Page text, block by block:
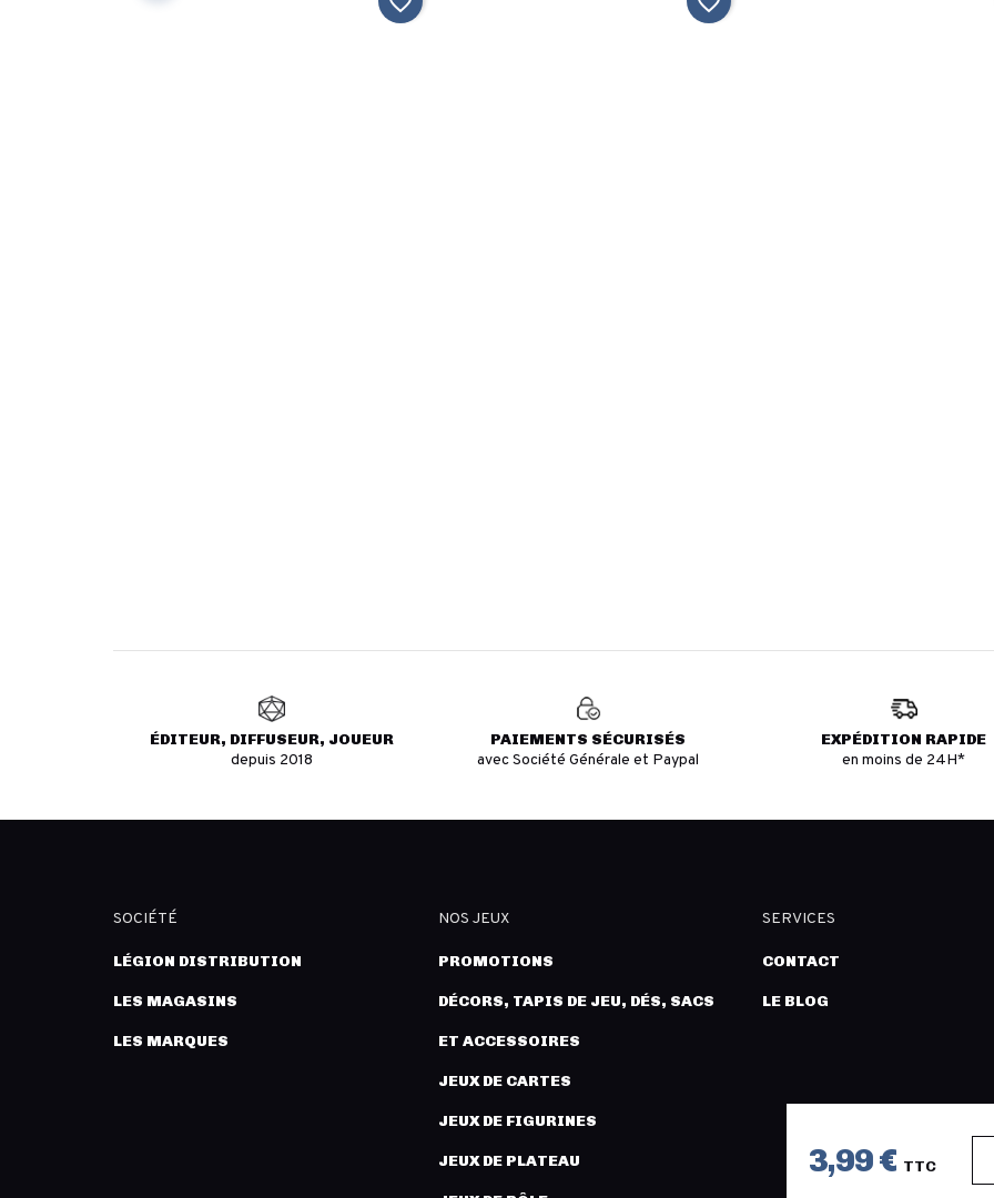
3,99 € TTC
ÉDITEUR, DIFFUSEUR, JOUEUR
depuis 2018
PAIEMENTS SÉCURISÉS
avec Société Générale et Paypal
EXPÉDITION RAPIDE
en moins de 24H*
SOCIÉTÉ
LÉGION DISTRIBUTION
LES MAGASINS
LES MARQUES
NOS JEUX
PROMOTIONS
DÉCORS, TAPIS DE JEU, DÉS, SACS
ET ACCESSOIRES
JEUX DE CARTES
JEUX DE FIGURINES
JEUX DE PLATEAU
SERVICES
CONTACT
LE BLOG